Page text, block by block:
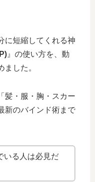
に短縮してくれる神
』の使い方を、動
した。
髪・服・胸・スカー
新のバインド術まで
いる人は必見だ